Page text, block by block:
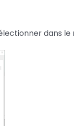
dans